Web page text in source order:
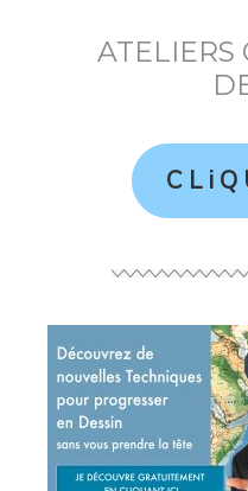
ATELIERS
C L i